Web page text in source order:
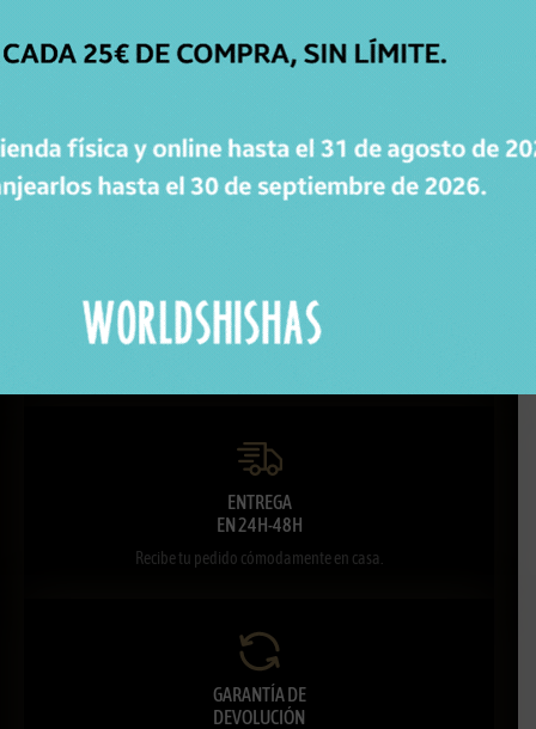
PERSONALIZADA
Respondemos todas tus dudas, ¡Contáctanos!
ENVÍOS
GRATIS
ENTREGA
EN 24H-48H
Recibe tu pedido cómodamente en casa.
GARANTÍA DE
DEVOLUCIÓN